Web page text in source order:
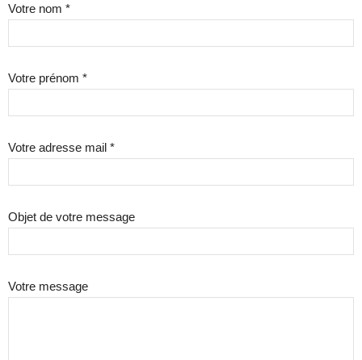
Votre nom *
Votre prénom *
Votre adresse mail *
Objet de votre message
Votre message